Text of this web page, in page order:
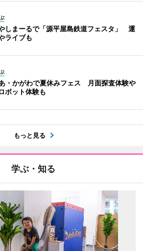
しまーるで「源平屋島鉄道フェスタ」 運
ライブも
・かがわで夏休みフェス 月面探査体験や
ボット体験も
もっと見る
学ぶ・知る